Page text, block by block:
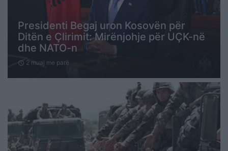
Presidenti Begaj uron Kosovën për
Ditën e Çlirimit: Mirënjohje për UÇK-në
dhe NATO-n
schedule 2 muaj me parë